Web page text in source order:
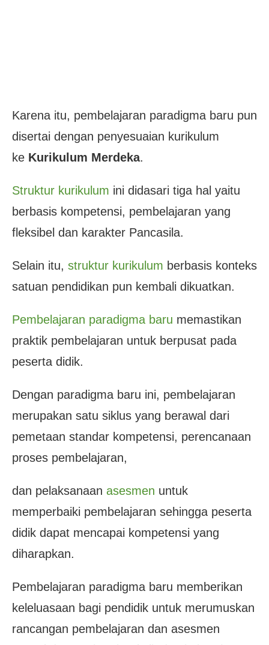
Karena itu, pembelajaran paradigma baru pun
disertai dengan penyesuaian kurikulum
ke Kurikulum Merdeka.
Struktur kurikulum ini didasari tiga hal yaitu
berbasis kompetensi, pembelajaran yang
fleksibel dan karakter Pancasila.
Selain itu, struktur kurikulum berbasis konteks
satuan pendidikan pun kembali dikuatkan.
Pembelajaran paradigma baru memastikan
praktik pembelajaran untuk berpusat pada
peserta didik.
Dengan paradigma baru ini, pembelajaran
merupakan satu siklus yang berawal dari
pemetaan standar kompetensi, perencanaan
proses pembelajaran,
dan pelaksanaan asesmen untuk
memperbaiki pembelajaran sehingga peserta
didik dapat mencapai kompetensi yang
diharapkan.
Pembelajaran paradigma baru memberikan
keleluasaan bagi pendidik untuk merumuskan
rancangan pembelajaran dan asesmen